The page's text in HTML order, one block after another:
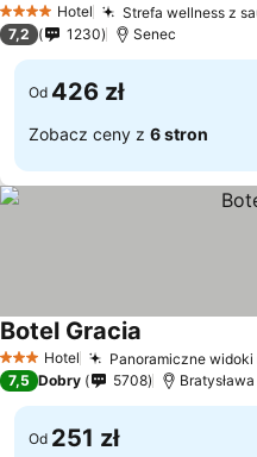
4 KategoriaHotel Strefa wellness z
7,2 1230 Senec
Od 426 zł
Zobacz ceny z 6 stron
3 Kategoria
Hotel Panoramiczne
Botel Gracia
7,5 Dobry 5708 Bratysława
Od 251 zł